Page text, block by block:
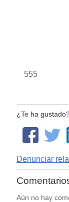
555
¿Te ha
Denunciar
Aún no hay